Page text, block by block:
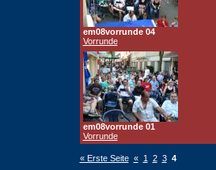
em08vorrunde 04
Vorrunde
em08vorrunde 01
Vorrunde
« Erste Seite « 1 2 3 4